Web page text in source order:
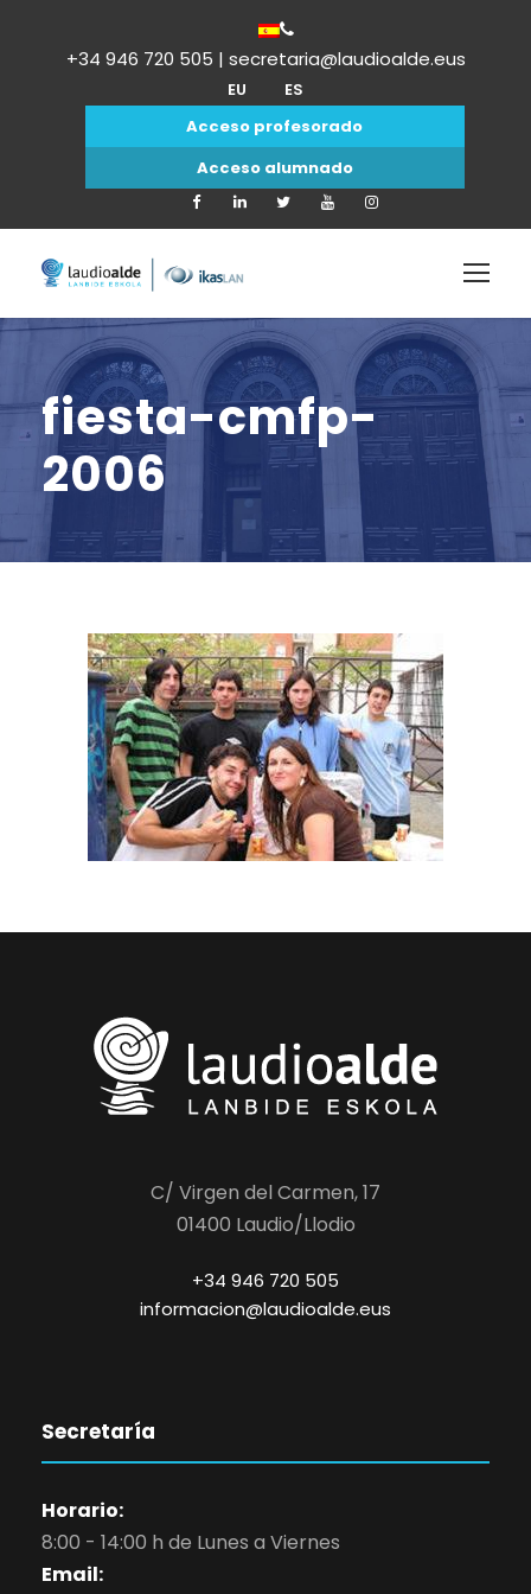
+34 946 720 505 | secretaria@laudioalde.eus
EU
ES
Acceso profesorado
Acceso alumnado
fiesta-cmfp-
2006
C/ Virgen del Carmen, 17
01400 Laudio/Llodio
+34 946 720 505
informacion@laudioalde.eus
Secretaría
Horario:
8:00 - 14:00 h de Lunes a Viernes
Email: